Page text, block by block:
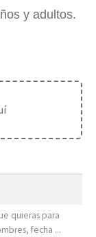
y adultos.
quieras para
fecha ...